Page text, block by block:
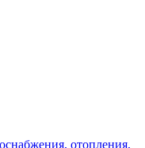
отопления,